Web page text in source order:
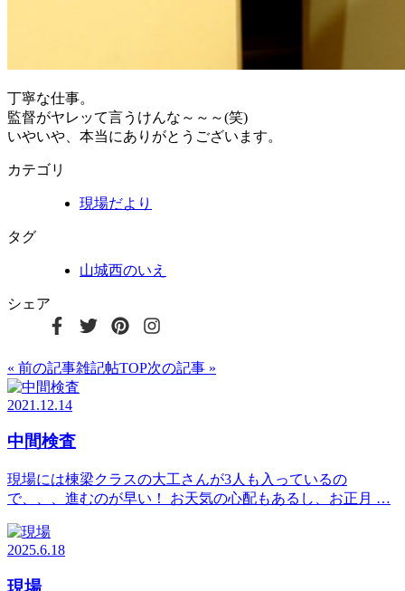
丁寧な仕事。
監督がヤレッて言うけんな～～～(笑)
いやいや、本当にありがとうございます。
カテゴリ
現場だより
タグ
山城西のいえ
シェア
« 前の記事雑記帖TOP次の記事 »
2021.12.14
中間検査
現場には棟梁クラスの大工さんが3人も入っているの
で、、、進むのが早い！ お天気の心配もあるし、お正月 …
2025.6.18
現場